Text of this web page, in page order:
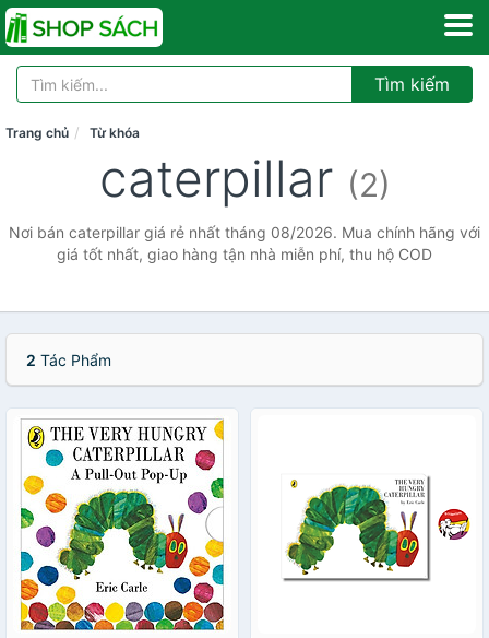
Tìm kiếm
Trang chủ Từ khóa
caterpillar (2)
Nơi bán caterpillar giá rẻ nhất tháng 08/2026. Mua chính hãng với
giá tốt nhất, giao hàng tận nhà miễn phí, thu hộ COD
2 Tác Phẩm